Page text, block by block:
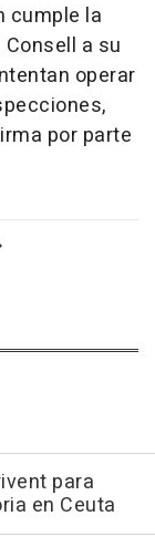
cumple la
a su
operar
por parte
para
en Ceuta